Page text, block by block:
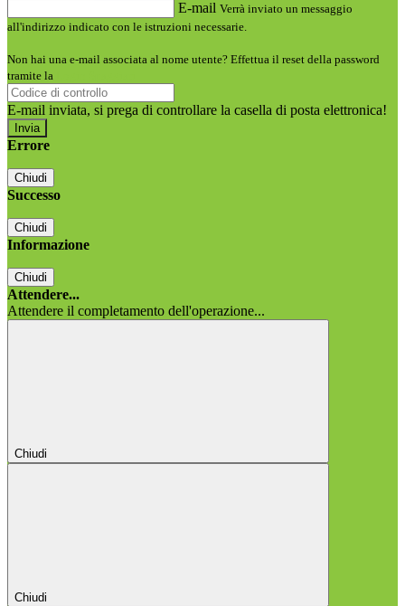
E-mail Verrà inviato un messaggio
all'indirizzo indicato con le istruzioni necessarie.
Non hai una e-mail associata al nome utente? Effettua il reset della password
tramite la
E-mail inviata, si prega di controllare la casella di posta elettronica!
Errore
Chiudi
Successo
Chiudi
Informazione
Chiudi
Attendere...
Attendere il completamento dell'operazione...
Chiudi
Chiudi